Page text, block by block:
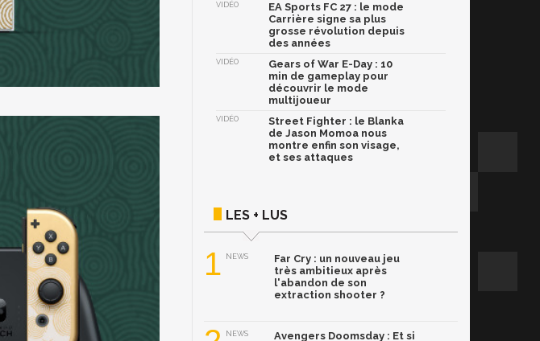
VIDÉO
EA Sports FC 27 : le mode
Carrière signe sa plus
grosse révolution depuis
des années
VIDÉO
Gears of War E-Day : 10
min de gameplay pour
découvrir le mode
multijoueur
VIDÉO
Street Fighter : le Blanka
de Jason Momoa nous
montre enfin son visage,
et ses attaques
LES + LUS
1 NEWS
Far Cry : un nouveau jeu
très ambitieux après
l'abandon de son
extraction shooter ?
NEWS
Avengers Doomsday : Et si